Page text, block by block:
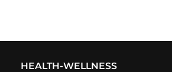
HEALTH-WELLNESS